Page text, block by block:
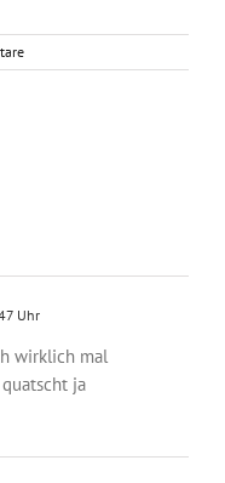
Uhr
wirklich mal
ja